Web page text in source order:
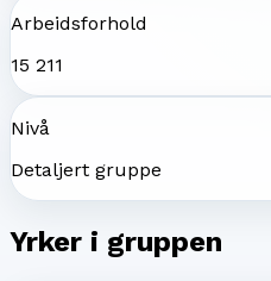
Arbeidsforhold
15 211
Nivå
Detaljert gruppe
Yrker i gruppen